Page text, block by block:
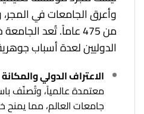
وأعرق الجامعات في المجر،
من 475 عاماً. تُعد
الدوليين لعدة أسباب
الاعتراف الدولي
معتمدة عالمياً، وتُصنّف
جامعات العالم، مما يمنح